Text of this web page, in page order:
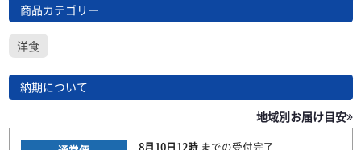
商品カテゴリー
洋食
納期について
地域別お届け目安
8月10日12時までの受付完了